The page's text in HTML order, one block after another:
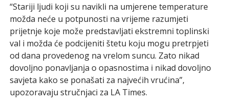
“Stariji ljudi koji su navikli na umjerene temperature
možda neće u potpunosti na vrijeme razumjeti
prijetnje koje može predstavljati ekstremni toplinski
val i možda će podcijeniti štetu koju mogu pretrpjeti
od dana provedenog na vrelom suncu. Zato nikad
dovoljno ponavljanja o opasnostima i nikad dovoljno
savjeta kako se ponašati za najvećih vrućina”,
upozoravaju stručnjaci za LA Times.